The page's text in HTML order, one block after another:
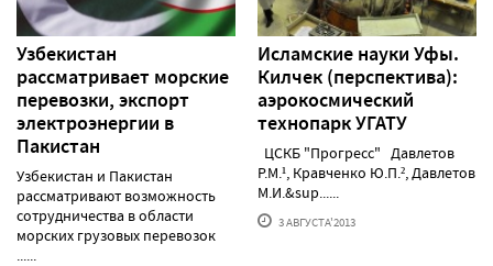
Узбекистан
рассматривает морские
перевозки, экспорт
электроэнергии в
Пакистан
Узбекистан и Пакистан
рассматривают возможность
сотрудничества в области
морских грузовых перевозок
......
Исламские науки Уфы.
Килчек (перспектива):
аэрокосмический
технопарк УГАТУ
ЦСКБ "Прогресс" Давлетов
Р.М.¹, Кравченко Ю.П.², Давлетов
М.И.&sup......
3 АВГУСТА'2013